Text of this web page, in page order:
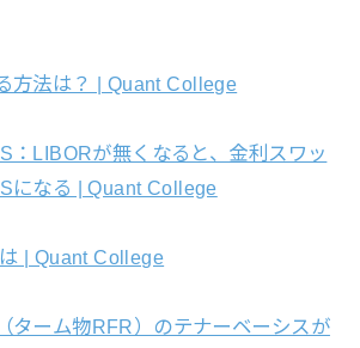
方法は？ | Quant College
：LIBORが無くなると、金利スワッ
になる | Quant College
| Quant College
ターム物RFR）のテナーベーシスが